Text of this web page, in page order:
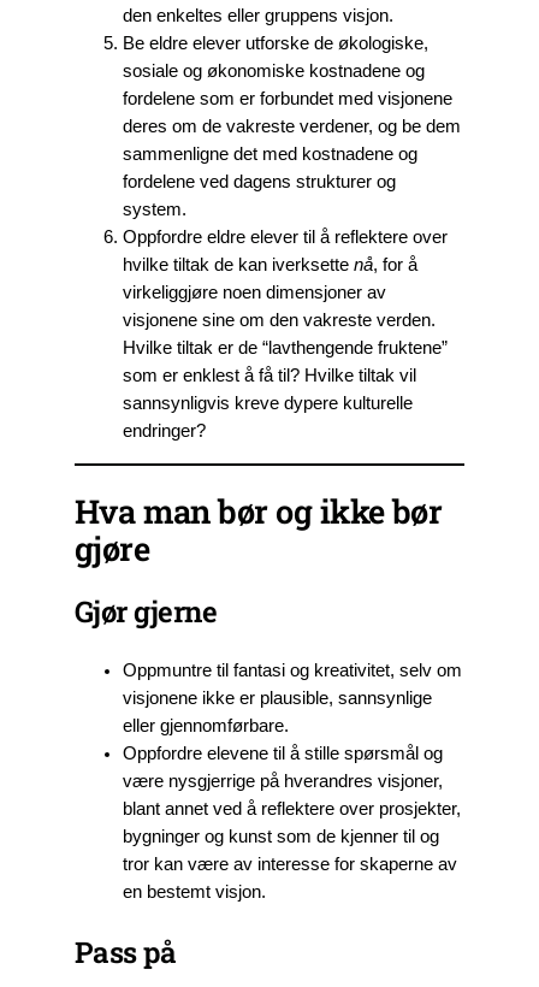
den enkeltes eller gruppens visjon.
Be eldre elever utforske de økologiske,
sosiale og økonomiske kostnadene og
fordelene som er forbundet med visjonene
deres om de vakreste verdener, og be dem
sammenligne det med kostnadene og
fordelene ved dagens strukturer og
system.
Oppfordre eldre elever til å reflektere over
hvilke tiltak de kan iverksette nå, for å
virkeliggjøre noen dimensjoner av
visjonene sine om den vakreste verden.
Hvilke tiltak er de “lavthengende fruktene”
som er enklest å få til? Hvilke tiltak vil
sannsynligvis kreve dypere kulturelle
endringer?
Hva man bør og ikke bør
gjøre
Gjør gjerne
Oppmuntre til fantasi og kreativitet, selv om
visjonene ikke er plausible, sannsynlige
eller gjennomførbare.
Oppfordre elevene til å stille spørsmål og
være nysgjerrige på hverandres visjoner,
blant annet ved å reflektere over prosjekter,
bygninger og kunst som de kjenner til og
tror kan være av interesse for skaperne av
en bestemt visjon.
Pass på